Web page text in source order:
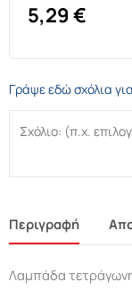
5,29 €
Γράψε εδώ σχόλια
Περιγραφή
Λαμπάδα τετράγωνη